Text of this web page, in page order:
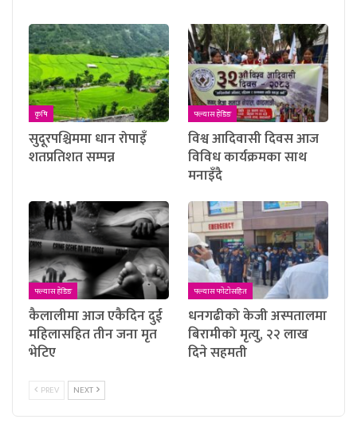
कृषि
सुदूरपश्चिममा धान रोपाइँ
शतप्रतिशत सम्पन्न
फ्ल्यास हेडिङ
विश्व आदिवासी दिवस आज
विविध कार्यक्रमका साथ
मनाइँदै
फ्ल्यास हेडिङ
कैलालीमा आज एकैदिन दुई
महिलासहित तीन जना मृत
भेटिए
फ्ल्यास फाेटाेसहित
धनगढीको केजी अस्पतालमा
बिरामीको मृत्यु, २२ लाख
दिने सहमती
PREV NEXT